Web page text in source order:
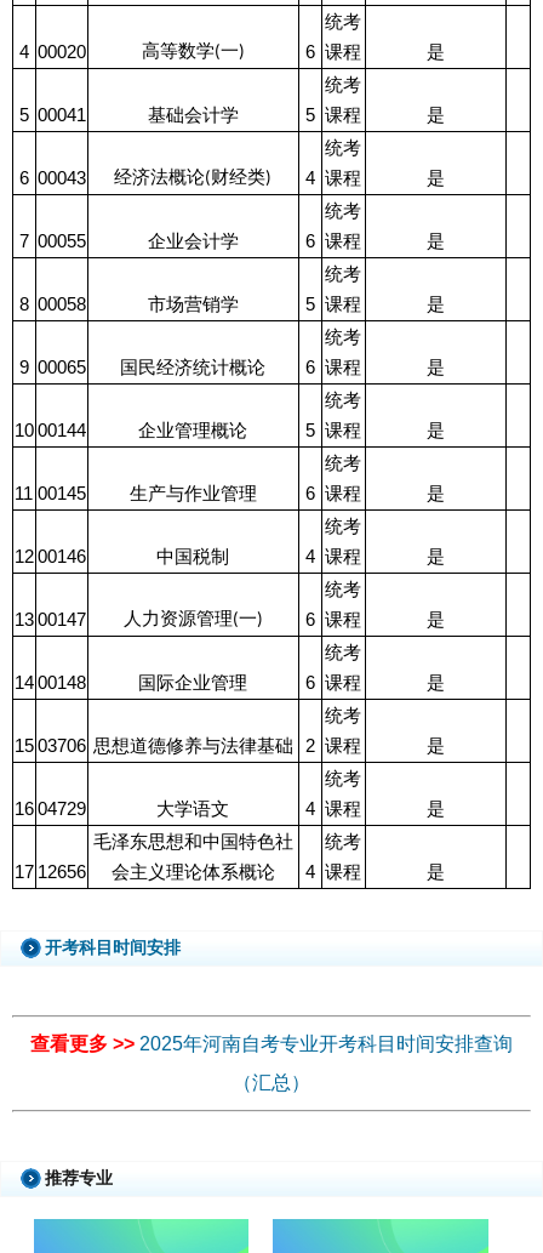
4 00020 高等数学(一) 6
统考
课程
是
5 00041 基础会计学 5
统考
课程
是
6 00043 经济法概论( 财经类) 4
统考
课程
是
7 00055 企业会计学 6
统考
课程
是
8 00058 市场营销学 5
统考
课程
是
9 00065 国民经济统计概论 6
统考
课程
是
10 00144 企业管理概论 5
统考
课程
是
11 00145 生产与作业管理 6
统考
课程
是
12 00146 中国税制 4
统考
课程
是
13 00147 人力资源管理(一) 6
统考
课程
是
14 00148 国际企业管理 6
统考
课程
是
15 03706 思想道德修养与法律基础 2
统考
课程
是
16 04729 大学语文 4
统考
课程
是
17 12656
毛泽东思想和中国特色社
会主义理论体系概论
4
统考
课程
是
开考科目时间安排
查看更多 >> 2025年河南自考专业开考科目时间安排查询
（汇总）
推荐专业